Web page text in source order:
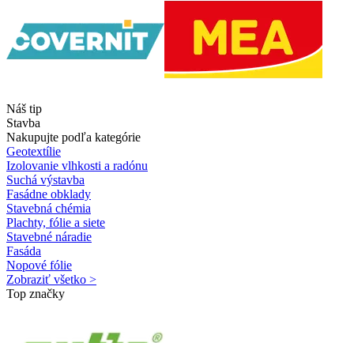
Náš tip
Stavba
Nakupujte podľa kategórie
Geotextílie
Izolovanie vlhkosti a radónu
Suchá výstavba
Fasádne obklady
Stavebná chémia
Plachty, fólie a siete
Stavebné náradie
Fasáda
Nopové fólie
Zobraziť všetko >
Top značky